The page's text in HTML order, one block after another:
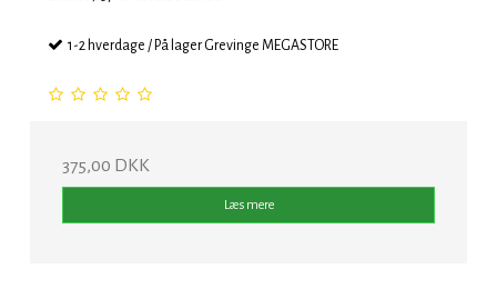
1-2 hverdage / På lager Grevinge MEGASTORE
375,00 DKK
Læs mere